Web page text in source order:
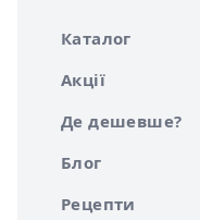
Каталог
Акції
Де дешевше?
Блог
Рецепти